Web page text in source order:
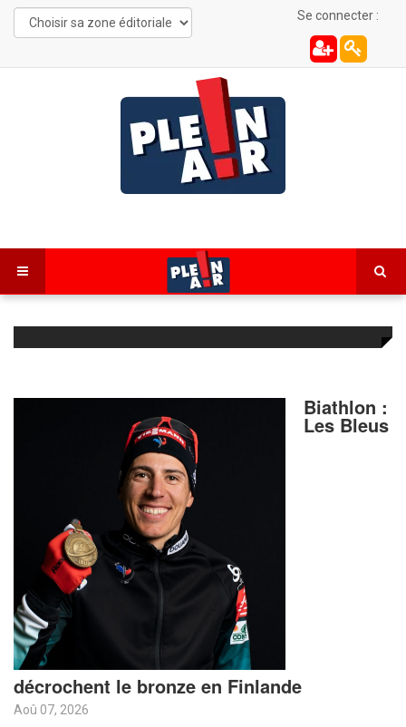
Se connecter :
Biathlon :
Les Bleus
décrochent le bronze en Finlande
Aoû 07, 2026